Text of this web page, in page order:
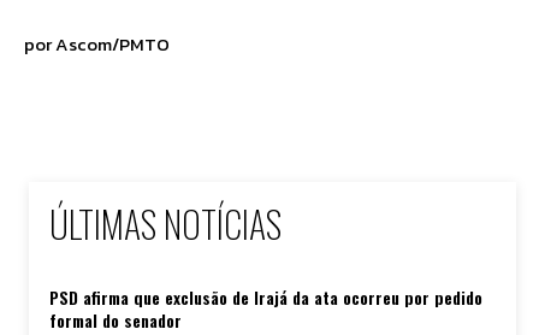
por Ascom/PMTO
ÚLTIMAS NOTÍCIAS
PSD afirma que exclusão de Irajá da ata ocorreu por pedido
formal do senador